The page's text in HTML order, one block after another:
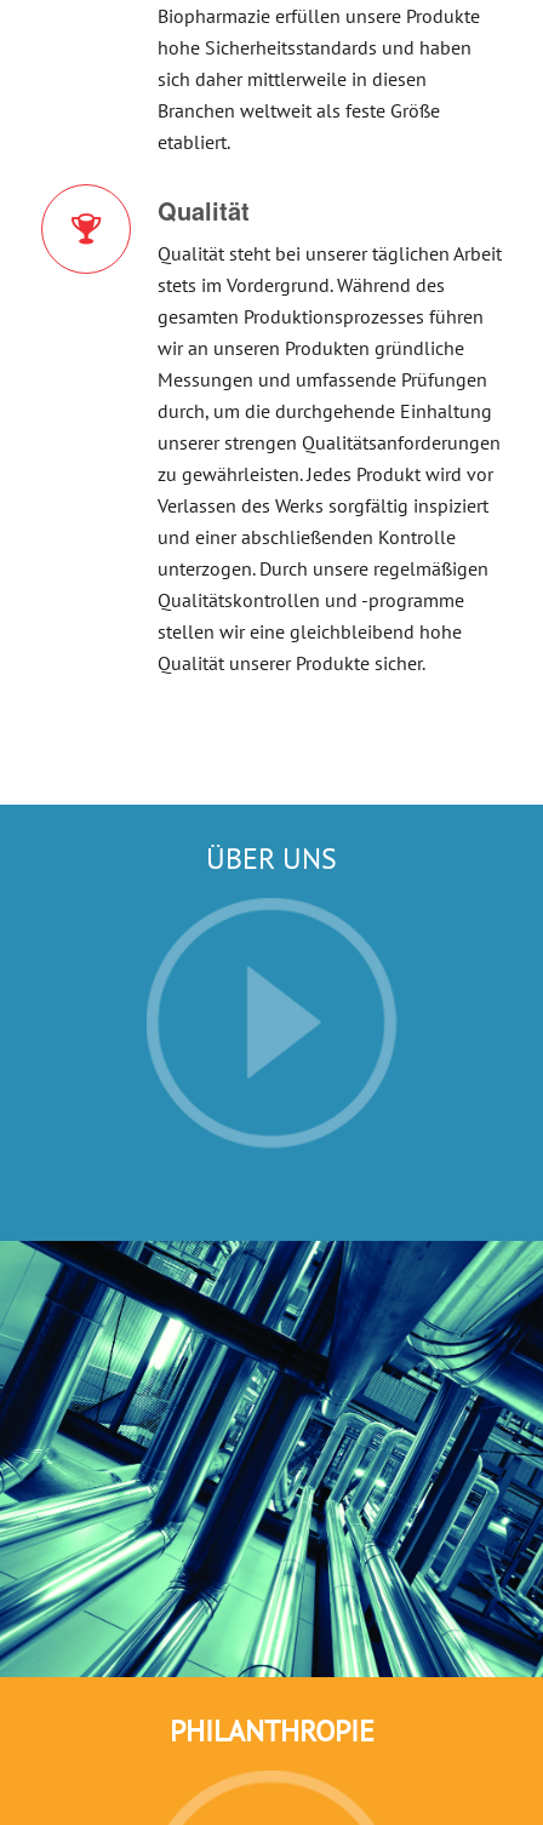
Biopharmazie erfüllen unsere Produkte
hohe Sicherheitsstandards und haben
sich daher mittlerweile in diesen
Branchen weltweit als feste Größe
etabliert.
Qualität
Qualität steht bei unserer täglichen Arbeit
stets im Vordergrund. Während des
gesamten Produktionsprozesses führen
wir an unseren Produkten gründliche
Messungen und umfassende Prüfungen
durch, um die durchgehende Einhaltung
unserer strengen Qualitätsanforderungen
zu gewährleisten. Jedes Produkt wird vor
Verlassen des Werks sorgfältig inspiziert
und einer abschließenden Kontrolle
unterzogen. Durch unsere regelmäßigen
Qualitätskontrollen und -programme
stellen wir eine gleichbleibend hohe
Qualität unserer Produkte sicher.
ÜBER UNS
PHILANTHROPIE